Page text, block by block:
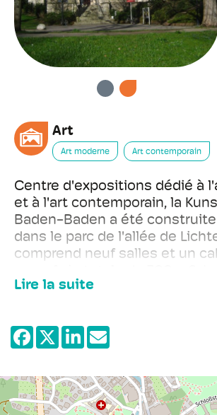
PRÉCÉDENT
SUIVANT
Art
Art moderne Art contemporain
Centre d'expositions dédié à
et à l'art contemporain, la
Baden-Baden a été construite
dans le parc de l'allée de
comprend neuf salles et un
ordonnancement néoclassique
fonctionnelles bénéficiant d'un
zénithal, représente une plate-
s'agisse de peinture, de
photographie, ou de vidéo,
présentées dans les
Lire la suite